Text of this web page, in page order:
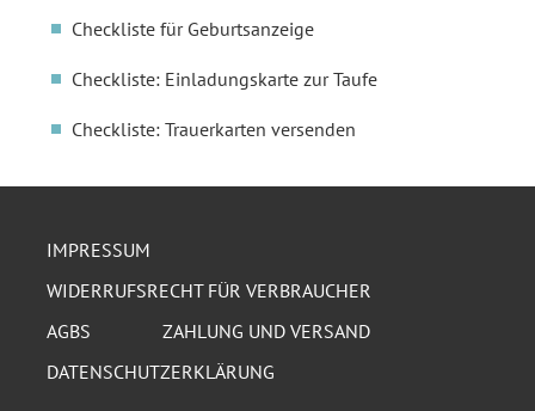
Checkliste für Geburtsanzeige
Checkliste: Einladungskarte zur Taufe
Checkliste: Trauerkarten versenden
IMPRESSUM
WIDERRUFSRECHT FÜR VERBRAUCHER
AGBS
ZAHLUNG UND VERSAND
DATENSCHUTZERKLÄRUNG